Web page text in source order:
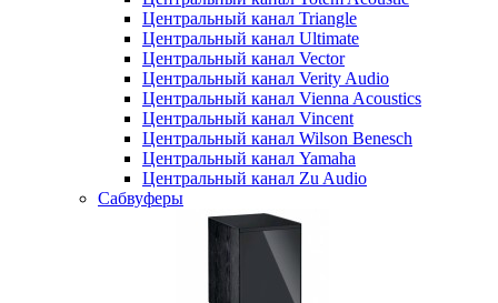
Центральный канал Triangle
Центральный канал Ultimate
Центральный канал Vector
Центральный канал Verity Audio
Центральный канал Vienna Acoustics
Центральный канал Vincent
Центральный канал Wilson Benesch
Центральный канал Yamaha
Центральный канал Zu Audio
Сабвуферы